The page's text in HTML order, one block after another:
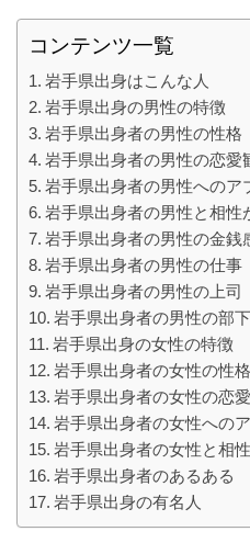
コンテンツ一覧
岩手県出身はこんな人
岩手県出身の男性の特徴
岩手県出身者の男性の性格
岩手県出身者の男性の恋愛
岩手県出身者の男性へのア
岩手県出身者の男性と相性
岩手県出身者の男性の金銭
岩手県出身者の男性の仕事
岩手県出身者の男性の上司
岩手県出身者の男性の部下
岩手県出身の女性の特徴
岩手県出身者の女性の性格
岩手県出身者の女性の恋
岩手県出身者の女性への
岩手県出身者の女性と相
岩手県出身者のあるある
岩手県出身の有名人